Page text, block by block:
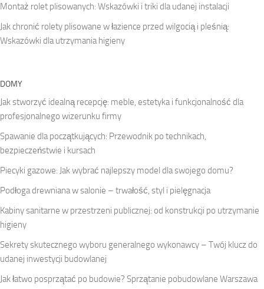
Montaż rolet plisowanych: Wskazówki i triki dla udanej instalacji
Jak chronić rolety plisowane w łazience przed wilgocią i pleśnią:
Wskazówki dla utrzymania higieny
DOMY
Jak stworzyć idealną recepcję: meble, estetyka i funkcjonalność dla
profesjonalnego wizerunku firmy
Spawanie dla początkujących: Przewodnik po technikach,
bezpieczeństwie i kursach
Piecyki gazowe: Jak wybrać najlepszy model dla swojego domu?
Podłoga drewniana w salonie – trwałość, styl i pielęgnacja
Kabiny sanitarne w przestrzeni publicznej: od konstrukcji po utrzymanie
higieny
Sekrety skutecznego wyboru generalnego wykonawcy – Twój klucz do
udanej inwestycji budowlanej
Jak łatwo posprzątać po budowie? Sprzątanie pobudowlane Warszawa